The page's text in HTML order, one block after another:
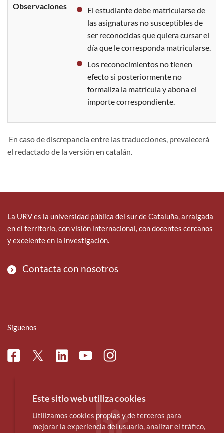
Observaciones
El estudiante debe matricularse de
las asignaturas no susceptibles de
ser reconocidas que quiera cursar el
día que le corresponda matricularse.
Los reconocimientos no tienen
efecto si posteriormente no
formaliza la matrícula y abona el
importe correspondiente.
En caso de discrepancia entre las traducciones, prevalecerá
el redactado de la versión en catalán.
La URV es la universidad pública del sur de Cataluña, arraigada
en el territorio, con visión internacional, con docentes cercanos
y excelente en la investigación.
Contacta con nosotros
Síguenos
FacebookTwitterLinkedinYoutubeInstagram
Este sitio web utiliza cookies
Utilizamos cookies propias y de terceros para
mejorar la experiencia del usuario, analizar el tráfico,